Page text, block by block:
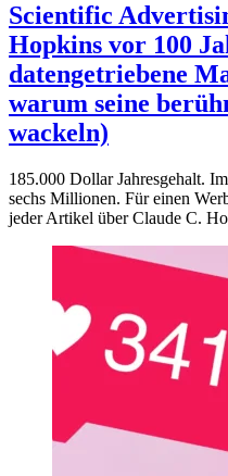
Scientific
Hopkins vor 100
datengetriebene
warum seine
wackeln)
185.000 Dollar Jahresgehalt.
sechs Millionen. Für einen
jeder Artikel über Claude C.